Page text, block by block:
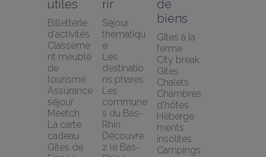
utiles
Billetterie
d'activités
Classeme
nt meublé
de
tourisme
Assurance
séjour
Meetch
La carte
cadeau
Gîtes de
rir
Séjour
thématiqu
e
Les
destinatio
ns phares
Les
commune
s du Bas-
Rhin
Découvre
z le Bas-
de
biens
Gîtes à la
ferme
City break
Gîtes
Chalets
Chambres
d'hôtes
Héberge
ments
insolites
Campings